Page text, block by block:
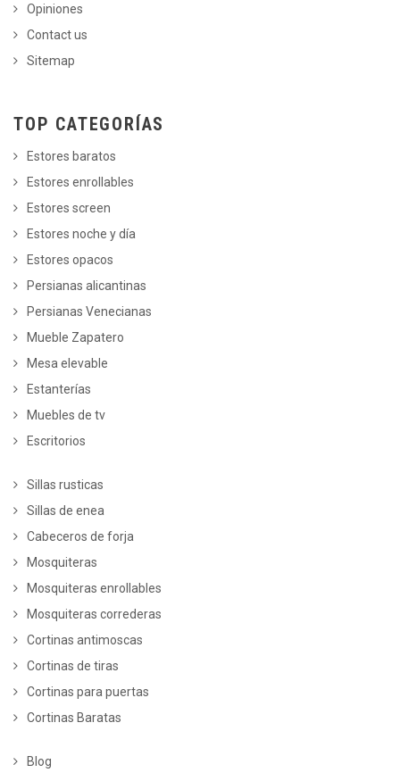
Opiniones
Contact us
Sitemap
TOP CATEGORÍAS
Estores baratos
Estores enrollables
Estores screen
Estores noche y día
Estores opacos
Persianas alicantinas
Persianas Venecianas
Mueble Zapatero
Mesa elevable
Estanterías
Muebles de tv
Escritorios
Sillas rusticas
Sillas de enea
Cabeceros de forja
Mosquiteras
Mosquiteras enrollables
Mosquiteras correderas
Cortinas antimoscas
Cortinas de tiras
Cortinas para puertas
Cortinas Baratas
Blog